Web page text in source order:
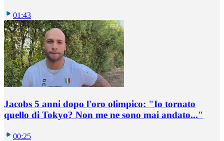
01:43
Jacobs 5 anni dopo l'oro olimpico: "Io tornato
quello di Tokyo? Non me ne sono mai andato..."
00:25